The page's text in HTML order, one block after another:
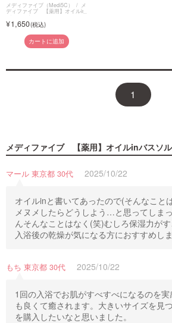
メディファイブ（Medi5C） メ
ディファイブ 【薬用】オイルin
バスソルト
1,650
カートに追加
1
メディファイブ 【薬用】オイルinバスソ
マール 東京都 30代 2025/10/22
オイルinと書いてあったので(そんなこと
メヌメしたらどうしよう…と思ってしま
んそんなことはなく(笑)むしろ保湿力がす
入浴後の乾燥が気になる方におすすめしま
もち 東京都 30代 2025/10/22
1回の入浴でお肌がすべすべになるのを
も良くて癒されます。大きいサイズを見
を購入したいなと思いました。